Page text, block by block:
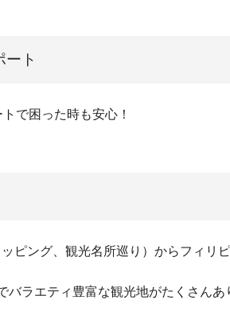
ート
で困った時も安心！
ピング、観光名所巡り）からフィリ
ラエティ豊富な観光地がたくさん